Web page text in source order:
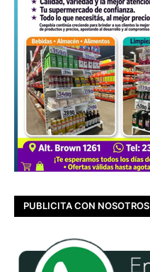
PUBLICITA CON NOSOTROS